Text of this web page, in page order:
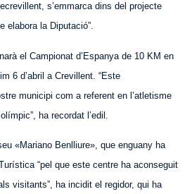
s’emmarca dins del projecte
elabora la Diputació”.
el Campionat d’Espanya de 10 KM en
6 d’abril a Crevillent. “Este
municipi com a referent en l’atletisme
ha recordat l’edil.
«Mariano Benlliure», que enguany ha
“pel que este centre ha aconseguit
visitants”, ha incidit el regidor, qui ha